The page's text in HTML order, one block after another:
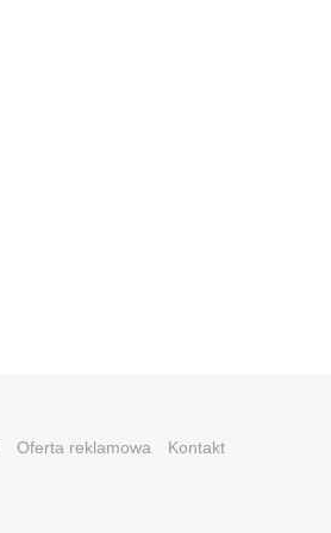
Oferta reklamowa Kontakt